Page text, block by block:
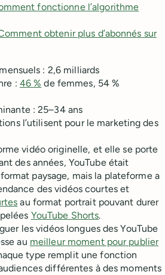
fonctionne l’algorithme
obtenir plus d’abonnés sur
: 2,6 milliards
: 46 % de femmes, 54 %
: 25–34 ans
l’utilisent pour le marketing des
vidéo originelle, et elle se porte
des années, YouTube était
paysage, mais la plateforme a
des vidéos courtes et
au format portrait pouvant durer
YouTube Shorts.
les vidéos longues des YouTube
au meilleur moment pour publier
type remplit une fonction
différentes à des moments